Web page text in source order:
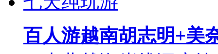
百人游越南胡志明+美